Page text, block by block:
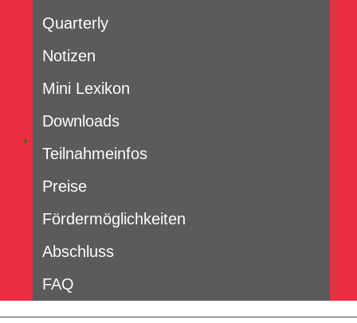
Quarterly
Notizen
Mini Lexikon
Downloads
Teilnahmeinfos
Preise
Fördermöglichkeiten
Abschluss
FAQ